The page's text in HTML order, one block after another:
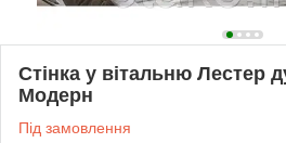
Стінка у вітальню Лестер
Модерн
Під замовлення